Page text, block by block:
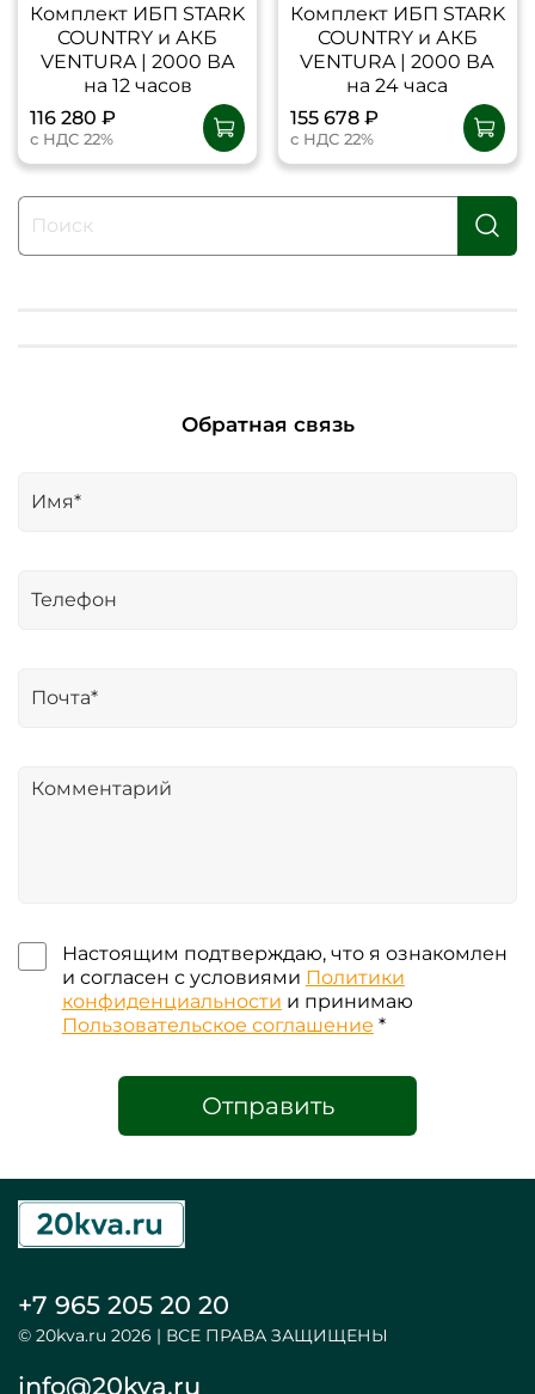
Комплект ИБП STARK
COUNTRY и АКБ
VENTURA | 2000 ВА
на 12 часов
116 280 ₽
с НДС 22%
Комплект ИБП STARK
COUNTRY и АКБ
VENTURA | 2000 ВА
на 24 часа
155 678 ₽
с НДС 22%
Обратная связь
Настоящим подтверждаю, что я ознакомлен
и согласен с условиями Политики
конфиденциальности и принимаю
Пользовательское соглашение *
Отправить
+7 965 205 20 20
© 20kva.ru 2026 | ВСЕ ПРАВА ЗАЩИЩЕНЫ
info@20kva.ru